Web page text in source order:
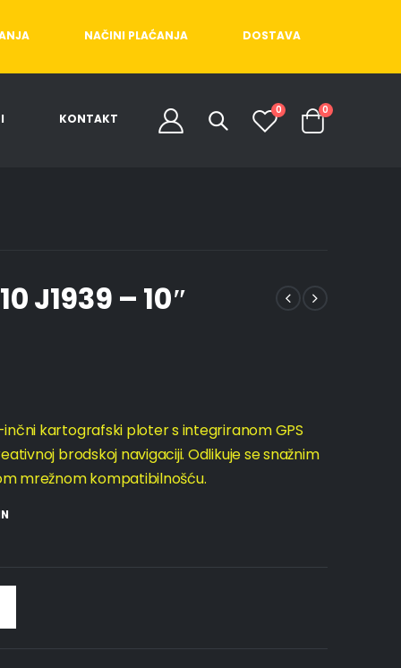
NAČINI PLAĆANJA DOSTAVA
KONTAKT
0 0
J1939 – 10″
inčni kartografski ploter s integriranom GPS
brodskoj navigaciji. Odlikuje se snažnim
mrežnom kompatibilnošću.